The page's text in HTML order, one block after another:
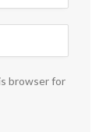
browser for